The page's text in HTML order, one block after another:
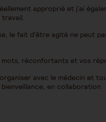
approprié et j'ai
travail.
le fait d'être agité ne peut
réconfortants et vos
avec le médecin et
en collaboration